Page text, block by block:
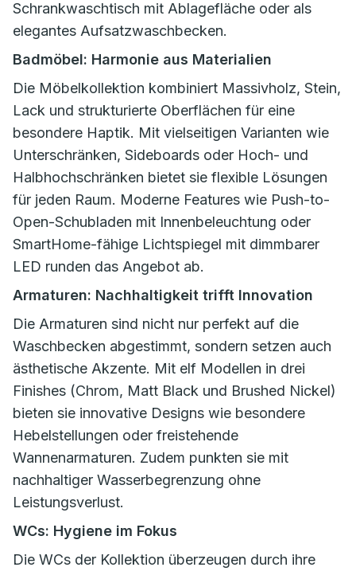
Schrankwaschtisch mit Ablagefläche oder als
elegantes Aufsatzwaschbecken.
Badmöbel: Harmonie aus Materialien
Die Möbelkollektion kombiniert Massivholz, Stein,
Lack und strukturierte Oberflächen für eine
besondere Haptik. Mit vielseitigen Varianten wie
Unterschränken, Sideboards oder Hoch- und
Halbhochschränken bietet sie flexible Lösungen
für jeden Raum. Moderne Features wie Push-to-
Open-Schubladen mit Innenbeleuchtung oder
SmartHome-fähige Lichtspiegel mit dimmbarer
LED runden das Angebot ab.
Armaturen: Nachhaltigkeit trifft Innovation
Die Armaturen sind nicht nur perfekt auf die
Waschbecken abgestimmt, sondern setzen auch
ästhetische Akzente. Mit elf Modellen in drei
Finishes (Chrom, Matt Black und Brushed Nickel)
bieten sie innovative Designs wie besondere
Hebelstellungen oder freistehende
Wannenarmaturen. Zudem punkten sie mit
nachhaltiger Wasserbegrenzung ohne
Leistungsverlust.
WCs: Hygiene im Fokus
Die WCs der Kollektion überzeugen durch ihre